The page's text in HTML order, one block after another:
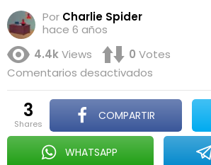
Por Charlie Spider
hace 6 años
4.4kViews 0 Votes
Comentarios desactivados
Boyfriend:
Este
meme
viral
3
shares
COMPARTIR
WHATSAPP